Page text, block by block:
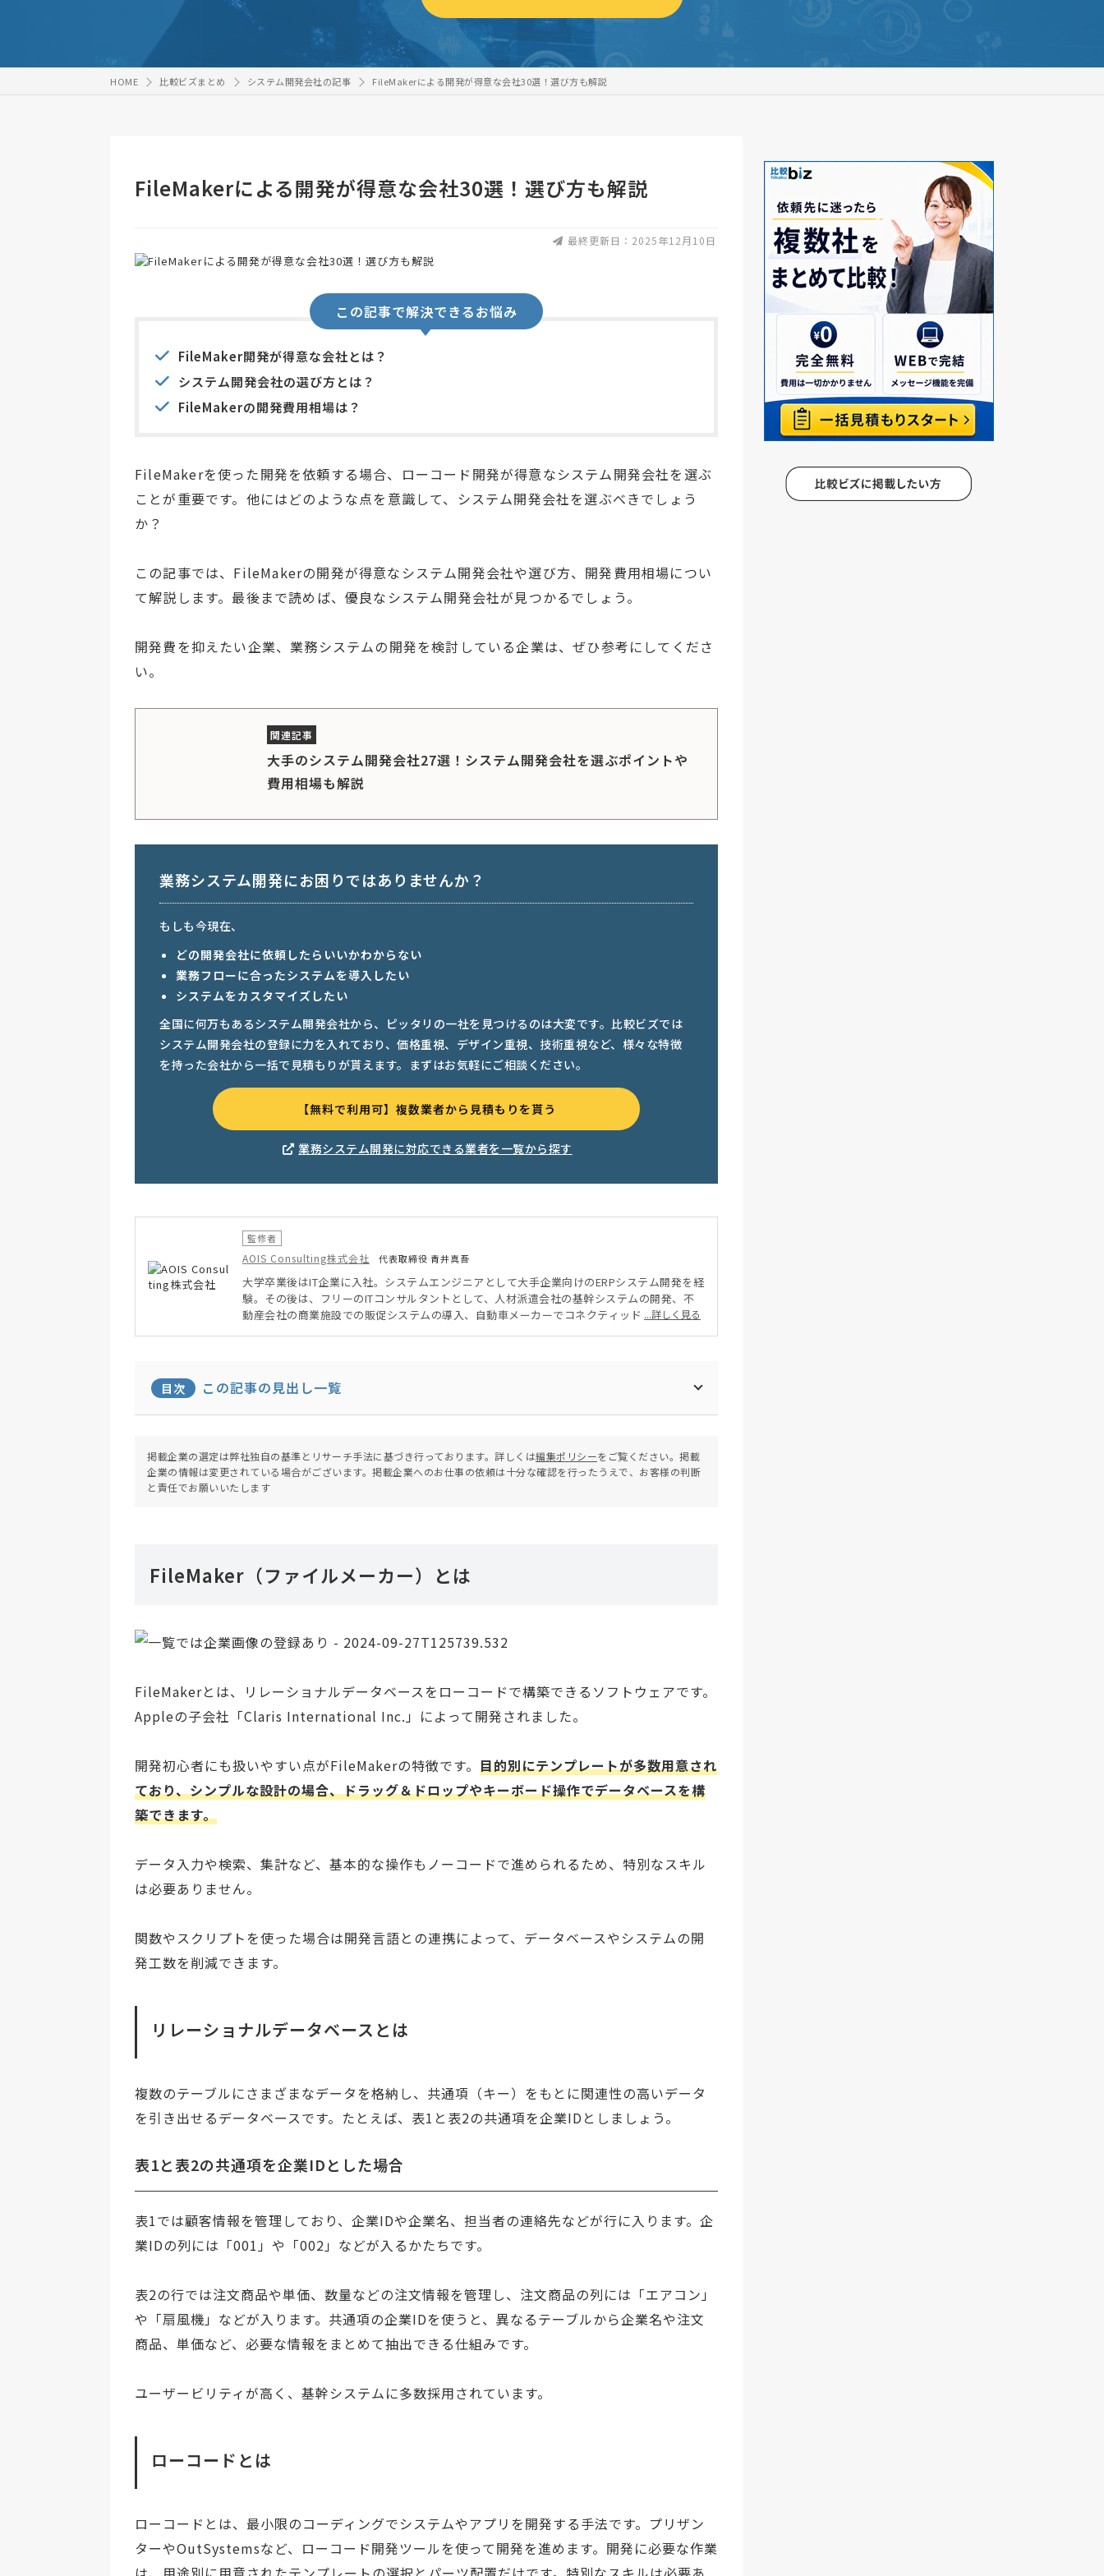
HOME 比較ビズまとめ システム開発会社の記事 FileMakerによる開発が得意な会社30選！選び方も解説
FileMakerによる開発が得意な会社30選！選び方も解説
最終更新日：2025年12月10日
この記事で解決できるお悩み
FileMaker開発が得意な会社とは？
システム開発会社の選び方とは？
FileMakerの開発費用相場は？
FileMakerを使った開発を依頼する場合、ローコード開発が得意なシステム開発会社を選ぶ
ことが重要です。他にはどのような点を意識して、システム開発会社を選ぶべきでしょう
か？
この記事では、FileMakerの開発が得意なシステム開発会社や選び方、開発費用相場につい
て解説します。最後まで読めば、優良なシステム開発会社が見つかるでしょう。
開発費を抑えたい企業、業務システムの開発を検討している企業は、ぜひ参考にしてくださ
い。
大手のシステム開発会社27選！システム開発会社を選ぶポイントや
費用相場も解説
業務システム開発にお困りではありませんか？
もしも今現在、
どの開発会社に依頼したらいいかわからない
業務フローに合ったシステムを導入したい
システムをカスタマイズしたい
全国に何万もあるシステム開発会社から、ピッタリの一社を見つけるのは大変です。比較ビズでは
システム開発会社の登録に力を入れており、価格重視、デザイン重視、技術重視など、様々な特徴
を持った会社から一括で見積もりが貰えます。まずはお気軽にご相談ください。
【無料で利用可】複数業者から見積もりを貰う
業務システム開発に対応できる業者を一覧から探す
監修者
AOIS Consulting株式会社 代表取締役 青井真吾
大学卒業後はIT企業に入社。システムエンジニアとして大手企業向けのERPシステム開発を経
験。その後は、フリーのITコンサルタントとして、人材派遣会社の基幹システムの開発、不
動産会社の商業施設での販促システムの導入、自動車メーカーでコネクティッドカー開発の
...詳しく見る
目次 この記事の見出し一覧
掲載企業の選定は弊社独自の基準とリサーチ手法に基づき行っております。詳しくは編集ポリシーをご覧ください。掲載
企業の情報は変更されている場合がございます。掲載企業へのお仕事の依頼は十分な確認を行ったうえで、お客様の判断
と責任でお願いいたします
FileMaker（ファイルメーカー）とは
FileMakerとは、リレーショナルデータベースをローコードで構築できるソフトウェアです。
Appleの子会社「Claris International Inc.」によって開発されました。
開発初心者にも扱いやすい点がFileMakerの特徴です。 目的別にテンプレートが多数用意され
ており、シンプルな設計の場合、ドラッグ＆ドロップやキーボード操作でデータベースを構
築できます。
データ入力や検索、集計など、基本的な操作もノーコードで進められるため、特別なスキル
は必要ありません。
関数やスクリプトを使った場合は開発言語との連携によって、データベースやシステムの開
発工数を削減できます。
リレーショナルデータベースとは
複数のテーブルにさまざまなデータを格納し、共通項（キー）をもとに関連性の高いデータ
を引き出せるデータベースです。たとえば、表1と表2の共通項を企業IDとしましょう。
表1と表2の共通項を企業IDとした場合
表1では顧客情報を管理しており、企業IDや企業名、担当者の連絡先などが行に入ります。企
業IDの列には「001」や「002」などが入るかたちです。
表2の行では注文商品や単価、数量などの注文情報を管理し、注文商品の列には「エアコン」
や「扇風機」などが入ります。共通項の企業IDを使うと、異なるテーブルから企業名や注文
商品、単価など、必要な情報をまとめて抽出できる仕組みです。
ユーザービリティが高く、基幹システムに多数採用されています。
ローコードとは
ローコードとは、最小限のコーディングでシステムやアプリを開発する手法です。プリザン
ターやOutSystemsなど、ローコード開発ツールを使って開発を進めます。開発に必要な作業